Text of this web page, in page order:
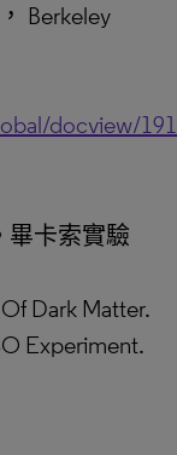
Berkeley
docview/
畢卡索實驗
Dark Matter.
Experiment.